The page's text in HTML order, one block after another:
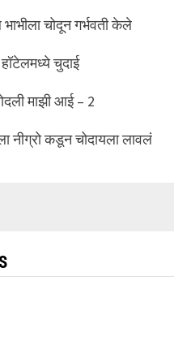
चोदून गर्भवती केले
चुदाई
माझी आई – 2
नीग्रो कडून चोदायला लावलं